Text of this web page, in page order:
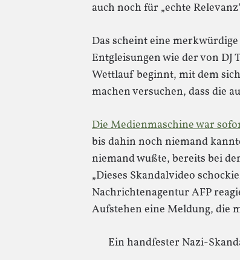
auch noch für „echte
Das scheint eine
Entgleisungen wie der von
Wettlauf beginnt, mit dem
machen versuchen, dass die
Die Medienmaschine war
bis dahin noch niemand
niemand wußte, bereits bei
„Dieses Skandalvideo
Nachrichtenagentur AFP
Aufstehen eine Meldung, die
Ein handfester Nazi-